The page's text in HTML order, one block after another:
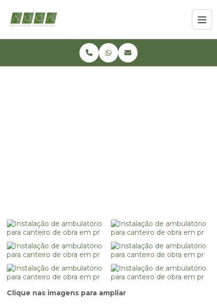
Clique nas imagens para ampliar